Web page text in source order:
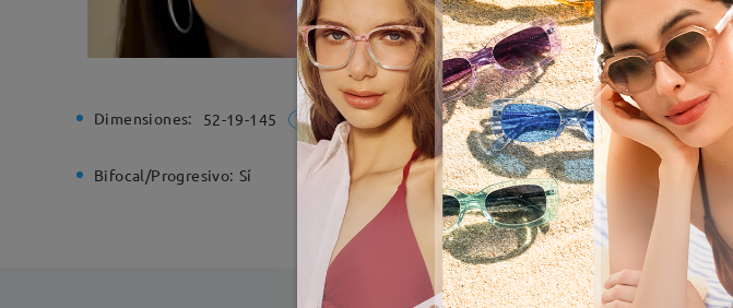
Dimensiones: 52-19-145 Ancho de la montura: 128 mm (Paqueño
Bifocal/Progresivo: Sí Bisagra de resorte: No